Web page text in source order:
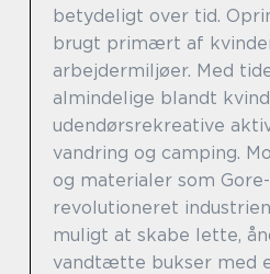
betydeligt over tid.
brugt primært af
arbejdermiljøer. Med
almindelige blandt
udendørsrekreative
vandring og camping.
og materialer som
revolutioneret
muligt at skabe lette,
vandtætte bukser med